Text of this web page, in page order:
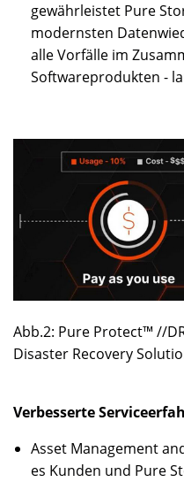
gewährleistet Pure
modernsten
alle Vorfälle im
Softwareprodukten -
Abb.2: Pure Protect™ //
Disaster Recovery
Verbesserte
Asset Management
es Kunden und Pure